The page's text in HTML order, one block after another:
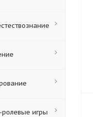
игры